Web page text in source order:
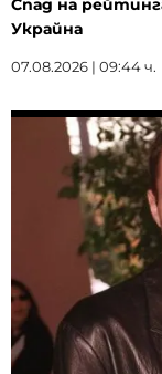
Спад на
Украйна
07.08.2026 | 09:44 ч.